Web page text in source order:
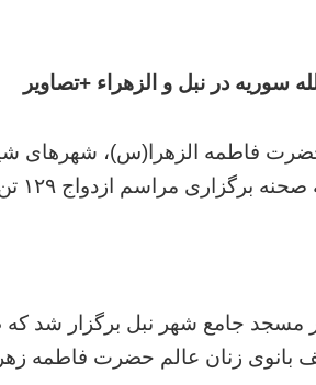
سوریه در نبل و الزهراء +تصاویر
فاطمه الزهرا(س)، شهرهای
مسجد جامع شهر نبل برگزار
زنان عالم حضرت فاطمه